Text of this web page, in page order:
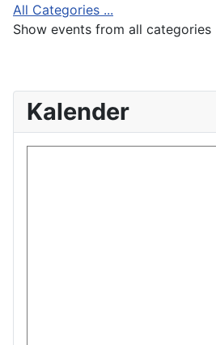
All Categories ...
Show events from all categories
Kalender